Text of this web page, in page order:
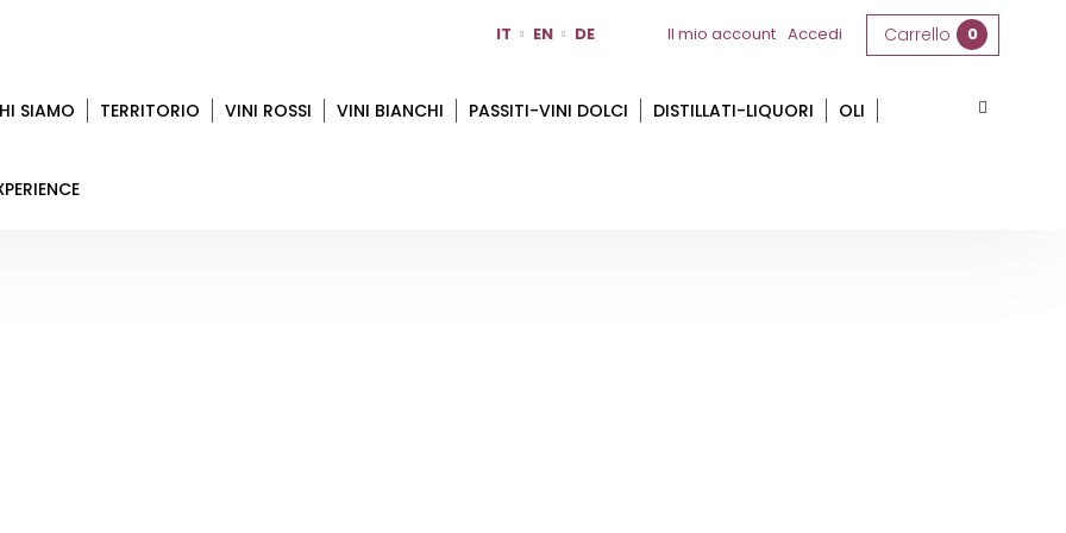
Il mio account Accedi Carrello 0
IT EN DE
SIAMO TERRITORIO VINI ROSSI VINI BIANCHI PASSITI-VINI DOLCI DISTILLATI-LIQUORI OLI